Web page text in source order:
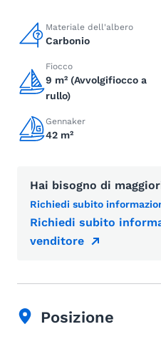
Materiale dell'albero
Carbonio
Fiocco
9 m² (Avvolgifiocco a
rullo)
Gennaker
42 m²
Hai bisogno di
Richiedi subito
Richiedi subito
venditore
Posizione